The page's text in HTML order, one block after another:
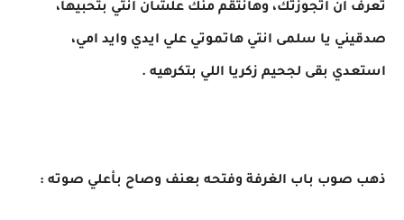
تعرف ان اتجوزتك، وهانتقم منك علشان انتي بتحبيها،
صدقيني يا سلمى انتي هاتموتي علي ايدي وايد امي،
استعدي بقى لجحيم زكريا اللي بتكرهيه .
ذهب صوب باب الغرفة وفتحه بعنف وصاح بأعلي صوته :